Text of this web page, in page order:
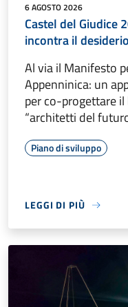
6 AGOSTO 2026
Castel del Giudice
incontra il
Al via il Manifesto
Appenninica: un
per co-progettare
“architetti del
Piano di sviluppo
LEGGI DI PIÙ